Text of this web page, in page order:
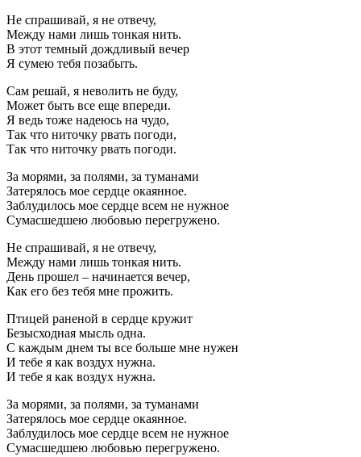
Не спрашивай, я не отвечу,
Между нами лишь тонкая нить.
В этот темный дождливый вечер
Я сумею тебя позабыть.
Сам решай, я неволить не буду,
Может быть все еще впереди.
Я ведь тоже надеюсь на чудо,
Так что ниточку рвать погоди,
Так что ниточку рвать погоди.
За морями, за полями, за туманами
Затерялось мое сердце окаянное.
Заблудилось мое сердце всем не нужное
Сумасшедшею любовью перегружено.
Не спрашивай, я не отвечу,
Между нами лишь тонкая нить.
День прошел – начинается вечер,
Как его без тебя мне прожить.
Птицей раненой в сердце кружит
Безысходная мысль одна.
С каждым днем ты все больше мне нужен
И тебе я как воздух нужна.
И тебе я как воздух нужна.
За морями, за полями, за туманами
Затерялось мое сердце окаянное.
Заблудилось мое сердце всем не нужное
Сумасшедшею любовью перегружено.